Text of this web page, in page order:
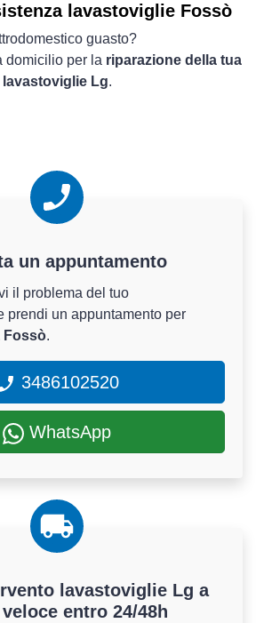
lavastoviglie Fossò
guasto?
domicilio per la riparazione della tua
lavastoviglie Lg.
un appuntamento
il problema del tuo
prendi un appuntamento per
Fossò.
3486102520
WhatsApp
lavastoviglie Lg a
entro 24/48h